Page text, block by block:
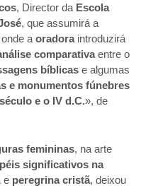
, Director da Escola
, que assumirá a
onde aoradoraintroduzirá
comparativaentre o
bíblicas e algumas
e monumentos fúnebres
e o IV d.C.», de
femininas, na arte
significativos na
e peregrina cristã, deixou